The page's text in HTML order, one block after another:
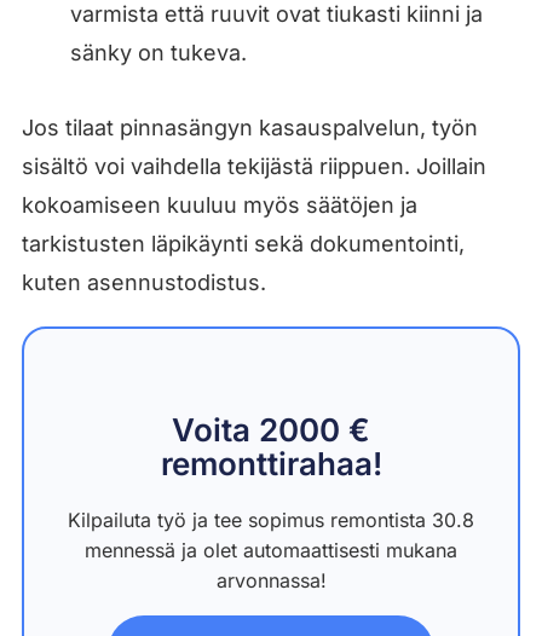
varmista että ruuvit ovat tiukasti kiinni ja
sänky on tukeva.
Jos tilaat pinnasängyn kasauspalvelun, työn
sisältö voi vaihdella tekijästä riippuen. Joillain
kokoamiseen kuuluu myös säätöjen ja
tarkistusten läpikäynti sekä dokumentointi,
kuten asennustodistus.
Voita 2000 €
remonttirahaa!
Kilpailuta työ ja tee sopimus remontista 30.8
mennessä ja olet automaattisesti mukana
arvonnassa!